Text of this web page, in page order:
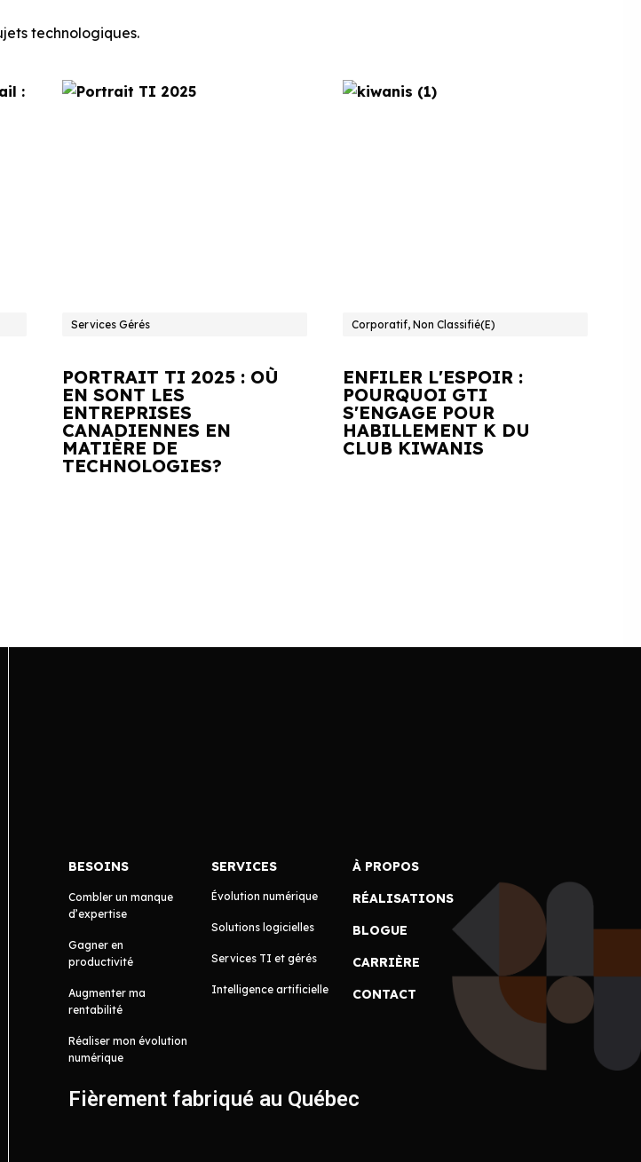
technologiques.
Services Gérés
PORTRAIT TI 2025 : OÙ
EN SONT LES
ENTREPRISES
CANADIENNES EN
MATIÈRE DE
TECHNOLOGIES?
Corporatif, Non Classifié(e)
ENFILER L'ESPOIR :
POURQUOI GTI
S'ENGAGE POUR
HABILLEMENT K DU
CLUB KIWANIS
BESOINS
Combler un manque
d’expertise
Gagner en
productivité
Augmenter ma
rentabilité
Réaliser mon évolution
numérique
SERVICES
Évolution numérique
Solutions logicielles
Services TI et gérés
Intelligence artificielle
À PROPOS
RÉALISATIONS
BLOGUE
CARRIÈRE
CONTACT
Fièrement fabriqué au Québec